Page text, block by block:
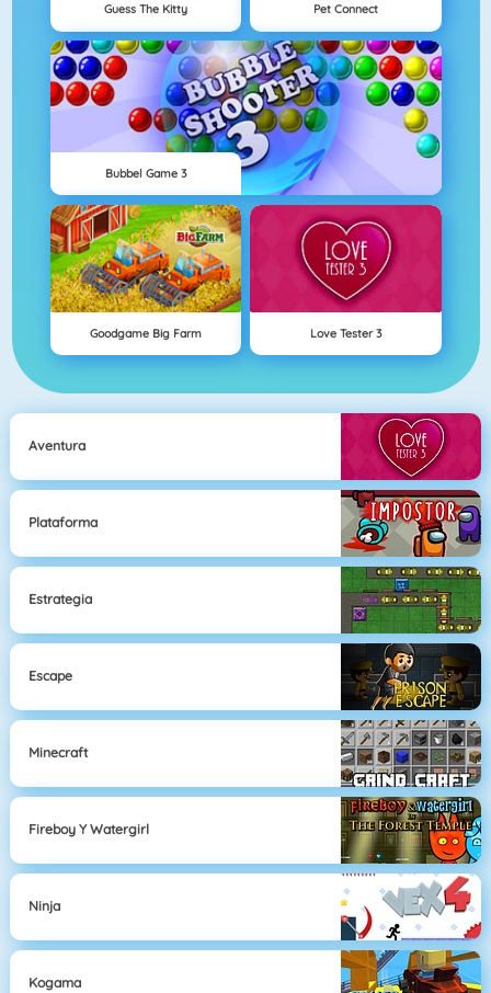
Guess The Kitty Pet Connect
Bubbel Game 3
Goodgame Big Farm Love Tester 3
Aventura
Plataforma
Estrategia
Escape
Minecraft
Fireboy Y Watergirl
Ninja
Kogama